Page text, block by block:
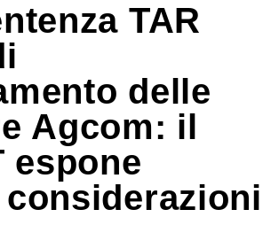
TAR
delle
Agcom: il
espone